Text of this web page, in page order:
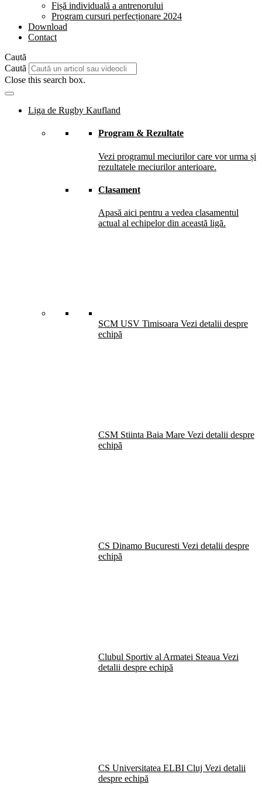
Fișă individuală a antrenorului
Program cursuri perfecționare 2024
Download
Contact
Caută
Caută
Close this search box.
Liga de Rugby Kaufland
Program & Rezultate
Vezi programul meciurilor care vor urma și
rezultatele meciurilor anterioare.
Clasament
Apasă aici pentru a vedea clasamentul
actual al echipelor din această ligă.
SCM USV Timisoara Vezi detalii despre
echipă
CSM Stiinta Baia Mare Vezi detalii despre
echipă
CS Dinamo Bucuresti Vezi detalii despre
echipă
Clubul Sportiv al Armatei Steaua Vezi
detalii despre echipă
CS Universitatea ELBI Cluj Vezi detalii
despre echipă